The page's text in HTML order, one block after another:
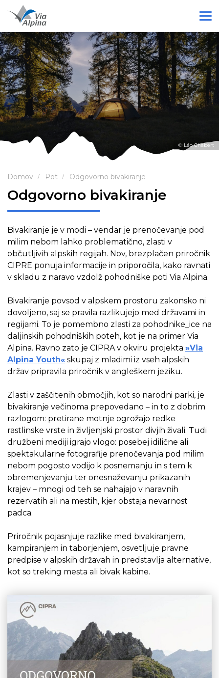
© Léo Chabert
Domov Pot Odgovorno bivakiranje
Odgovorno bivakiranje
Bivakiranje je v modi – vendar je prenočevanje pod
milim nebom lahko problematično, zlasti v
občutljivih alpskih regijah. Nov, brezplačen priročnik
CIPRE ponuja informacije in priporočila, kako ravnati
v skladu z naravo vzdolž pohodniške poti Via Alpina.
Bivakiranje povsod v alpskem prostoru zakonsko ni
dovoljeno, saj se pravila razlikujejo med državami in
regijami. To je pomembno zlasti za pohodnike_ice na
daljinskih pohodniških poteh, kot je na primer Via
Alpina. Ravno zato je CIPRA v okviru projekta »Via
Alpina Youth« skupaj z mladimi iz vseh alpskih
držav pripravila priročnik v angleškem jeziku.
Zlasti v zaščitenih območjih, kot so narodni parki, je
bivakiranje večinoma prepovedano – in to z dobrim
razlogom: pretirane motnje ogrožajo redke
rastlinske vrste in življenjski prostor divjih živali. Tudi
družbeni mediji igrajo vlogo: posebej idilične ali
spektakularne fotografije prenočevanja pod milim
nebom pogosto vodijo k posnemanju in s tem k
obremenjevanju ter onesnaževanju prikazanih
krajev – mnogi od teh se nahajajo v naravnih
rezervatih ali na mestih, kjer obstaja nevarnost
padca.
Priročnik pojasnjuje razlike med bivakiranjem,
kampiranjem in taborjenjem, osvetljuje pravne
predpise v alpskih državah in predstavlja alternative,
kot so treking mesta ali bivak kabine.